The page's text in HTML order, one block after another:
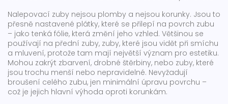
Nalepovací zuby nejsou plomby a nejsou korunky. Jsou to
přesně nastavené plátky, které se přilepí na povrch zubu
– jako tenká fólie, která změní jeho vzhled. Většinou se
používají na přední zuby, zuby, které jsou vidět při smíchu
a mluvení, protože tam mají největší význam pro estetiku.
Mohou zakrýt zbarvení, drobné štěrbiny, nebo zuby, které
jsou trochu menší nebo nepravidelné. Nevyžadují
broušení celého zubu, jen minimální úpravu povrchu –
což je jejich hlavní výhoda oproti korunkám.